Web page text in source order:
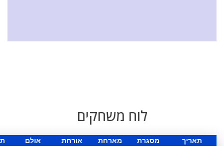
לוח משחקים
תאריך מסגרת מארחת אורחת אולם